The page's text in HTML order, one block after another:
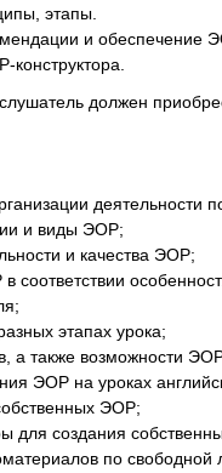
этапы.
и обеспечение
должен
деятельности
и виды ЭОР;
и качества ЭОР;
соответствии
этапах урока;
а также возможности
ЭОР на уроках
ЭОР;
для создания
по свободной